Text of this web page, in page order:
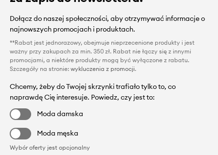
Dołącz do naszej społeczności, aby otrzymywać informacje o
najnowszych promocjach i produktach.
**Rabat jest jednorazowy, obejmuje nieprzecenione produkty i jest
ważny przy zakupach za min. 350 zł. Rabat nie łączy się z innymi
promocjami, a niektóre produkty mogą być wyłączone z rabatu.
Szczegóły na stronie: wykluczenia z promocji.
Chcemy, żeby do Twojej skrzynki trafiało tylko to, co
naprawdę Cię interesuje. Powiedz, czy jest to:
Moda damska
Moda męska
Wybór oferty jest opcjonalny